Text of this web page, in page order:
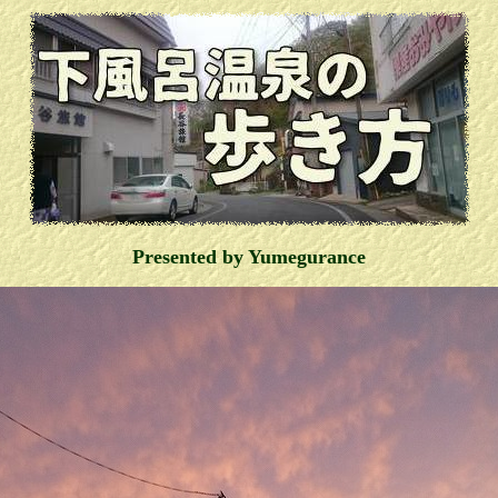
Presented by Yumegurance